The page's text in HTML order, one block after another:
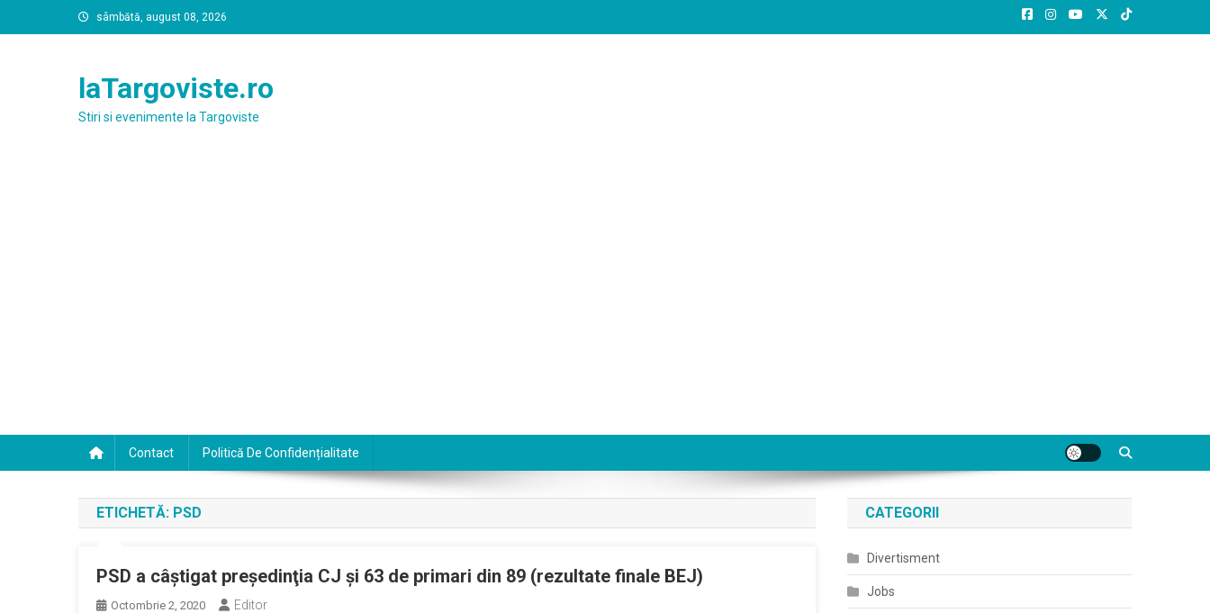
to
sâmbătă, august 08, 2026
laTargoviste.ro
Stiri si evenimente la Targoviste
Contact Politică De Confidențialitate
ETICHETĂ: PSD
PSD a câştigat preşedinţia CJ şi 63 de primari din 89 (rezultate finale BEJ)
Octombrie 2, 2020 Editor
CATEGORII
Divertisment
Jobs